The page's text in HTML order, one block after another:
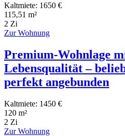
Kaltmiete: 1650 €
115,51 m²
2 Zi
Zur Wohnung
Premium-Wohnlage
Lebensqualität –
perfekt angebunden
Kaltmiete: 1450 €
120 m²
2 Zi
Zur Wohnung